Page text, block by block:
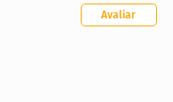
Avaliar